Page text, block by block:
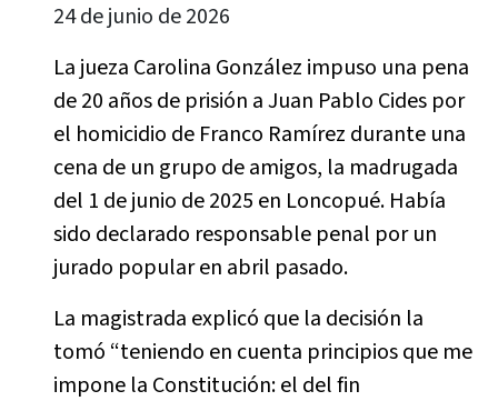
24 de junio de 2026
La jueza Carolina González impuso una pena
de 20 años de prisión a Juan Pablo Cides por
el homicidio de Franco Ramírez durante una
cena de un grupo de amigos, la madrugada
del 1 de junio de 2025 en Loncopué. Había
sido declarado responsable penal por un
jurado popular en abril pasado.
La magistrada explicó que la decisión la
tomó “teniendo en cuenta principios que me
impone la Constitución: el del fin